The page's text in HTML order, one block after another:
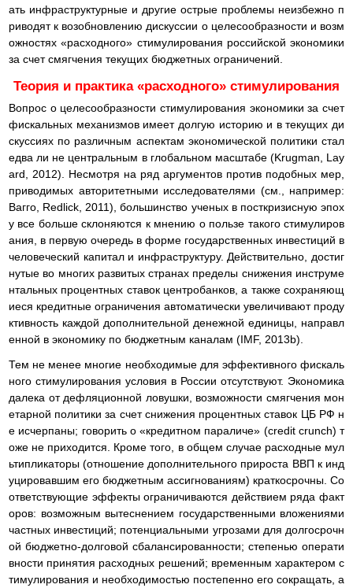
ать инфраструктурные и другие острые проблемы неизбежно п
риводят к возобновлению дискуссии о целесообразности и возм
ожностях «расходного» стимулирования российской экономики
за счет смягчения текущих бюджетных ограничений.
Теория и практика «расходного» стимулирования
Вопрос о целесообразности стимулирования экономики за счет
фискальных механизмов имеет долгую историю и в текущих ди
скуссиях по различным аспектам экономической политики стал
едва ли не центральным в глобальном масштабе (Krugman, Lay
ard, 2012). Несмотря на ряд аргументов против подобных мер,
приводимых авторитетными исследователями (см., например:
Вагго, Redlick, 2011), большинство ученых в посткризисную эпох
у все больше склоняются к мнению о пользе такого стимулиров
ания, в первую очередь в форме государственных инвестиций в
человеческий капитал и инфраструктуру. Действительно, достиг
нутые во многих развитых странах пределы снижения инструме
нтальных процентных ставок центробанков, а также сохраняющ
иеся кредитные ограничения автоматически увеличивают проду
ктивность каждой дополнительной денежной единицы, направл
енной в экономику по бюджетным каналам (IMF, 2013b).
Тем не менее многие необходимые для эффективного фискаль
ного стимулирования условия в России отсутствуют. Экономика
далека от дефляционной ловушки, возможности смягчения мон
етарной политики за счет снижения процентных ставок ЦБ РФ н
е исчерпаны; говорить о «кредитном параличе» (credit crunch) т
оже не приходится. Кроме того, в общем случае расходные мул
ьтипликаторы (отношение дополнительного прироста ВВП к инд
уцировавшим его бюджетным ассигнованиям) краткосрочны. Со
ответствующие эффекты ограничиваются действием ряда факт
оров: возможным вытеснением государственными вложениями
частных инвестиций; потенциальными угрозами для долгосрочн
ой бюджетно-долговой сбалансированности; степенью операти
вности принятия расходных решений; временным характером с
тимулирования и необходимостью постепенно его сокращать, а